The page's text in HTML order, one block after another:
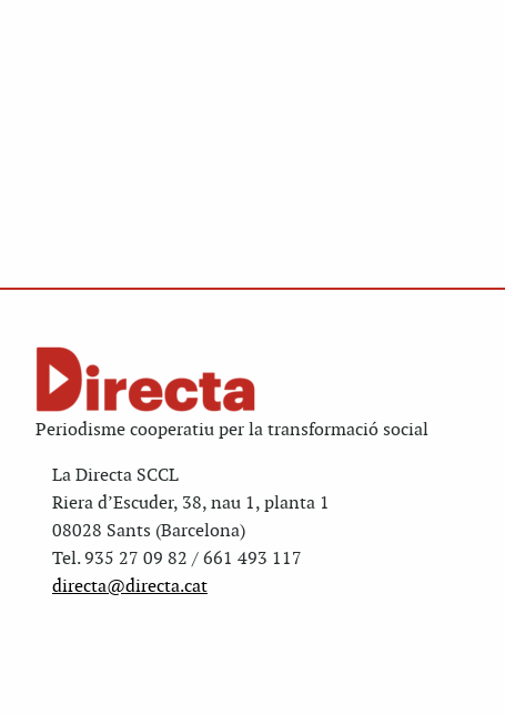
Periodisme cooperatiu per la transformació social
La Directa SCCL
Riera d’Escuder, 38, nau 1, planta 1
08028 Sants (Barcelona)
Tel. 935 27 09 82 / 661 493 117
directa@directa.cat